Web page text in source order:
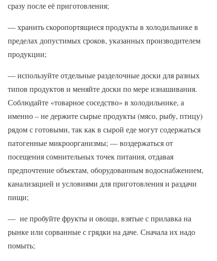
сразу после её приготовления;
— хранить скоропортящиеся продукты в холодильнике в
пределах допустимых сроков, указанных производителем
продукции;
— используйте отдельные разделочные доски для разных
типов продуктов и меняйте доски по мере изнашивания.
Соблюдайте «товарное соседство» в холодильнике, а
именно – не держите сырые продукты (мясо, рыбу, птицу)
рядом с готовыми, так как в сырой еде могут содержаться
патогенные микроорганизмы; — воздержаться от
посещения сомнительных точек питания, отдавая
предпочтение объектам, оборудованным водоснабжением,
канализацией и условиями для приготовления и раздачи
пищи;
— не пробуйте фрукты и овощи, взятые с прилавка на
рынке или сорванные с грядки на даче. Сначала их надо
помыть;